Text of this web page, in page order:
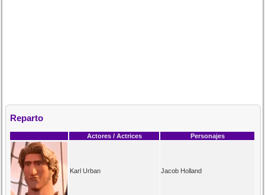
Reparto
Actores / Actrices Personajes
Karl Urban Jacob Holland